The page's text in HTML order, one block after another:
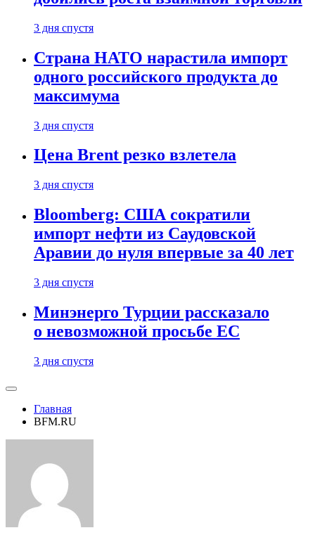
3 дня спустя
Страна НАТО нарастила импорт
одного российского продукта до
максимума
3 дня спустя
Цена Brent резко взлетела
3 дня спустя
Bloomberg: США сократили
импорт нефти из Саудовской
Аравии до нуля впервые за 40 лет
3 дня спустя
Минэнерго Турции рассказало
о невозможной просьбе ЕС
3 дня спустя
Главная
BFM.RU